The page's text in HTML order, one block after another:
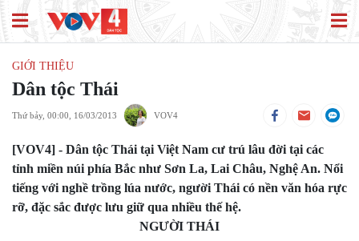
GIỚI THIỆU
Dân tộc Thái
Thứ bảy, 00:00, 16/03/2013 VOV4
[VOV4] - Dân tộc Thái tại Việt Nam cư trú lâu đời tại các
tỉnh miền núi phía Bắc như Sơn La, Lai Châu, Nghệ An. Nổi
tiếng với nghề trồng lúa nước, người Thái có nền văn hóa rực
rỡ, đặc sắc được lưu giữ qua nhiều thế hệ.
NGƯỜI THÁI